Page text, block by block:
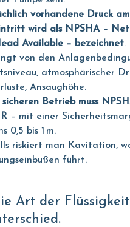
vorhandene Druck am
wird als NPSHA –
Available – bezeichnet.
von den
atmosphärischer
Ansaughöhe.
sicheren Betrieb muss
– mit einer
0,5 bis 1 m.
riskiert man Kavitation,
führt.